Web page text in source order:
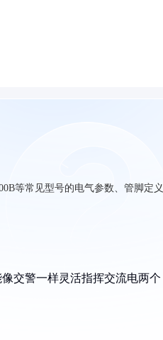
等常见型号的电气参数、管脚定义
交警一样灵活指挥交流电两个